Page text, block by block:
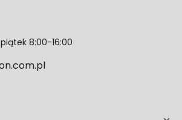
osobowych znajdziesz w naszej
zgody nie wpłynie na
przetwarzania dokonanego przed
8:00-16:00